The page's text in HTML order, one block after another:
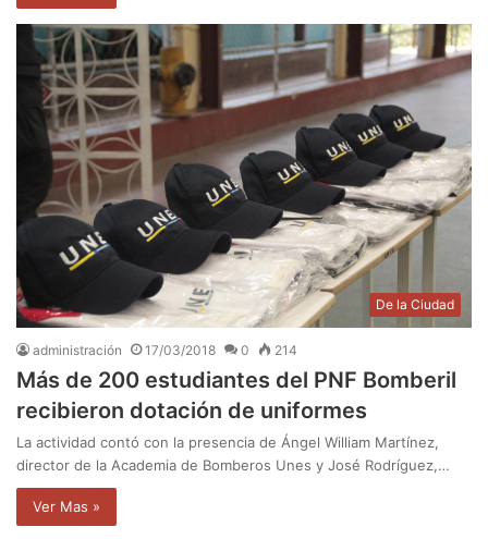
De la Ciudad
administración 17/03/2018 0 214
Más de 200 estudiantes del PNF Bomberil
recibieron dotación de uniformes
La actividad contó con la presencia de Ángel William Martínez,
director de la Academia de Bomberos Unes y José Rodríguez,…
Ver Mas »